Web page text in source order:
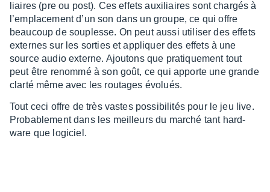
liaires (pre ou post). Ces effets auxi­liaires sont char­gés à
l’em­pla­ce­ment d’un son dans un groupe, ce qui offre
beau­coup de souplesse. On peut aussi utili­ser des effets
externes sur les sorties et appliquer des effets à une
source audio externe. Ajou­tons que pratique­ment tout
peut être renommé à son goût, ce qui apporte une grande
clarté même avec les routages évolués.
Tout ceci offre de très vastes possi­bi­li­tés pour le jeu live.
Proba­ble­ment dans les meilleurs du marché tant hard­
ware que logi­ciel.